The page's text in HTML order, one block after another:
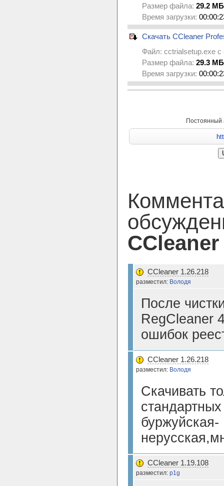
Размер файла: 29.2 МБ
Время загрузки:
Скачать CCleaner
Файл: cctrialsetup.exe с
Размер файла: 29.3 МБ
Время загрузки:
Постоянный
CCleaner
CCleaner 1.26.218
разместил: Володя
После
RegCleaner
ошибок
CCleaner 1.26.218
разместил: Володя
Скачивать
буржуйская-
CCleaner 1.19.108
разместил: p1g